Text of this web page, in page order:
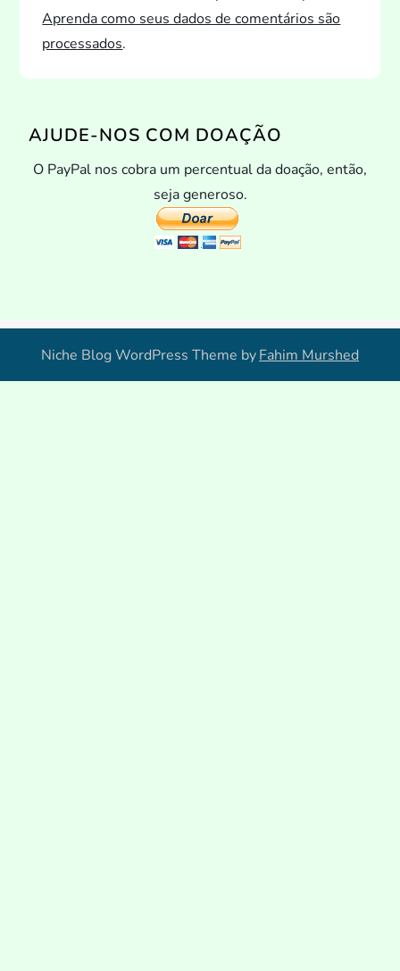
Aprenda como seus dados de comentários são
processados.
AJUDE-NOS COM DOAÇÃO
O PayPal nos cobra um percentual da doação, então,
seja generoso.
Niche Blog WordPress Theme byFahim Murshed